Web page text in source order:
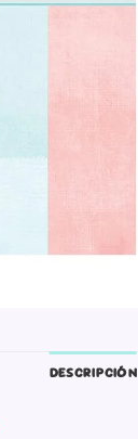
DESCRIPCIÓN